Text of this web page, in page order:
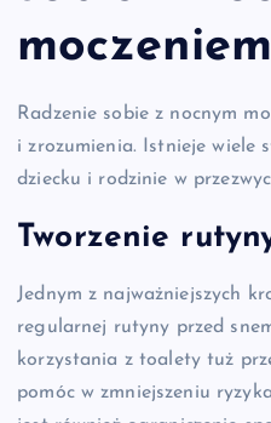
moczeniem
Radzenie sobie z nocnym
i zrozumienia. Istnieje wiele
dziecku i rodzinie w
Tworzenie
Jednym z najważniejszych
regularnej rutyny przed
korzystania z toalety tuż
pomóc w zmniejszeniu